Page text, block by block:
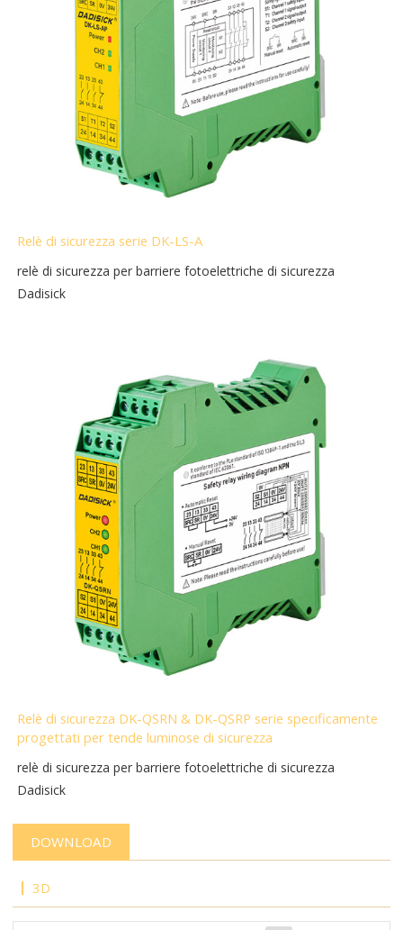
Relè di sicurezza serie DK-LS-A
relè di sicurezza per barriere fotoelettriche di sicurezza
Dadisick
Relè di sicurezza DK-QSRN & DK-QSRP serie specificamente
progettati per tende luminose di sicurezza
relè di sicurezza per barriere fotoelettriche di sicurezza
Dadisick
DOWNLOAD
3D